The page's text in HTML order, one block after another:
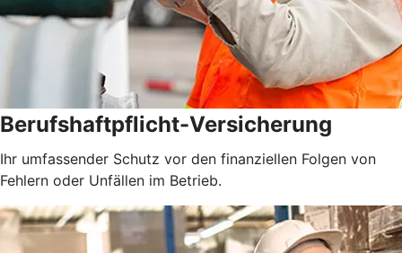
Berufshaftpflicht-Versicherung
Ihr umfassender Schutz vor den finanziellen Folgen von
Fehlern oder Unfällen im Betrieb.